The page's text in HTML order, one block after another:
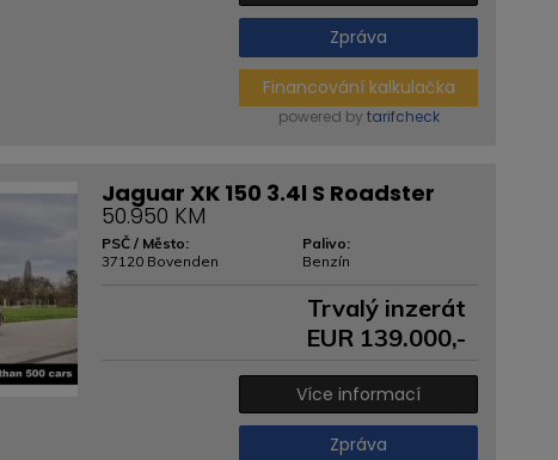
Zpráva
Financování kalkulačka
powered by tarifcheck
Jaguar XK 150 3.4l S Roadster
50.950 KM
PSČ / Město:
37120 Bovenden
Palivo:
Benzín
Trvalý inzerát
EUR 139.000,-
Více informací
Zpráva